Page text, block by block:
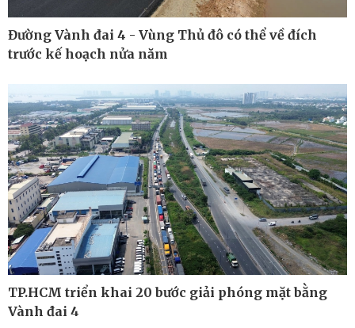
Thế giới
Quan sát
Multimedia
Đường Vành đai 4 - Vùng Thủ đô có thể về đích
trước kế hoạch nửa năm
TP.HCM triển khai 20 bước giải phóng mặt bằng
Vành đai 4